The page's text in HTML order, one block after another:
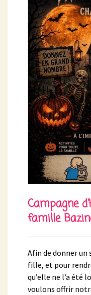
Campagne
famille
Afin de donner un
fille, et pour
qu’elle ne l’a été
voulons offrir